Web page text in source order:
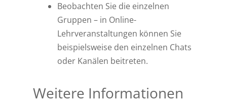
Beobachten Sie die einzelnen
Gruppen – in Online-
Lehrveranstaltungen können Sie
beispielsweise den einzelnen Chats
oder Kanälen beitreten.
Weitere Informationen